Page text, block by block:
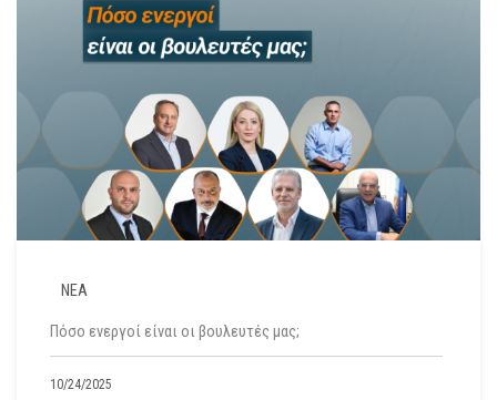
ΝΕΑ
Πόσο ενεργοί είναι οι βουλευτές μας;
10/24/2025